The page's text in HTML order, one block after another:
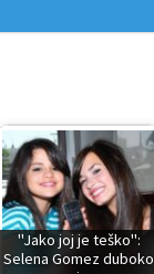
"Jako joj je teško":
Selena Gomez duboko